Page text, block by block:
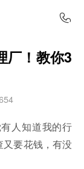
厂！教你3
人知道我的行
要花钱，有没